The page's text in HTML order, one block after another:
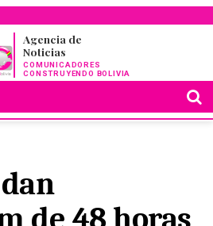
Agencia de
Noticias
COMUNICADORES
CONSTRUYENDO BOLIVIA